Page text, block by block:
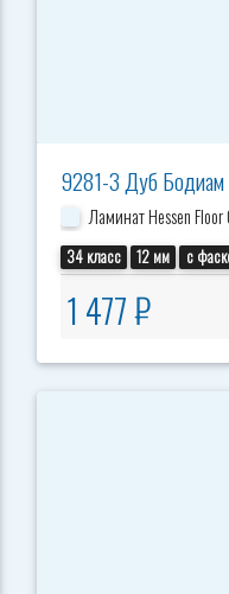
9281-3 Дуб Бодиам
Ламинат Hessen Floor
34 класс 12 мм с
1 477 ₽